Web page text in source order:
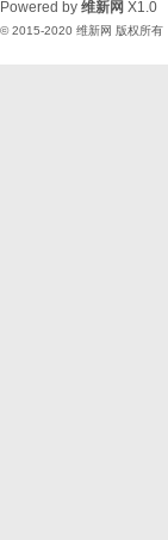
Powered by 维新网 X1.0
© 2015-2020 维新网 版权所有